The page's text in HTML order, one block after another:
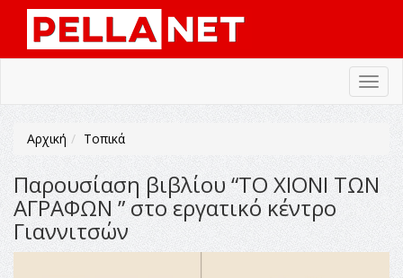
Αρχική Τοπικά
Παρουσίαση βιβλίου “ΤΟ ΧΙΟΝΙ ΤΩΝ
ΑΓΡΑΦΩΝ ” στο εργατικό κέντρο
Γιαννιτσών